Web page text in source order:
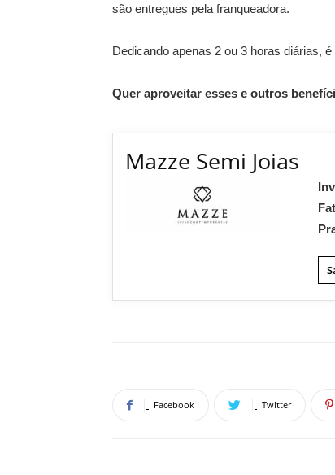
são entregues pela franqueadora.
Dedicando apenas 2 ou 3 horas diárias,
Quer aproveitar esses e outros
Mazze Semi Joias
Facebook Twitter